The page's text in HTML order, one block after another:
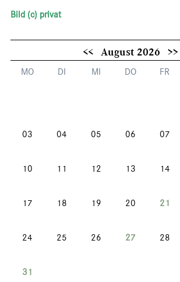
Bild (c) privat
<< August 2026 >>
MO DI MI DO FR
03 04 05 06 07
10 11 12 13 14
17 18 19 20 21
24 25 26 27 28
31